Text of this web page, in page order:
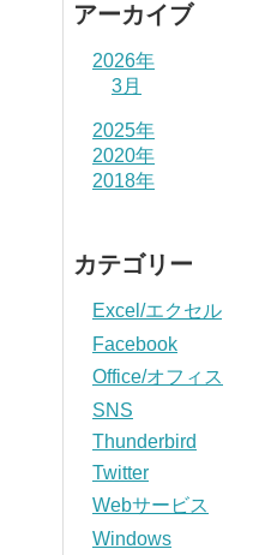
アーカイブ
2026年
3月
2025年
2020年
2018年
カテゴリー
Excel/エクセル
Facebook
Office/オフィス
SNS
Thunderbird
Twitter
Webサービス
Windows